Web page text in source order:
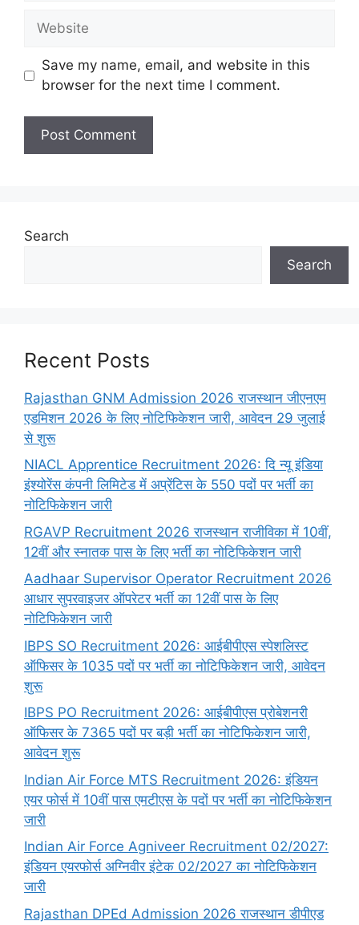
Website
Save my name, email, and website in this
browser for the next time I comment.
Search
Search
Recent Posts
Rajasthan GNM Admission 2026 राजस्थान जीएनएम
एडमिशन 2026 के लिए नोटिफिकेशन जारी, आवेदन 29 जुलाई
से शुरू
NIACL Apprentice Recruitment 2026: दि न्यू इंडिया
इंश्योरेंस कंपनी लिमिटेड में अप्रेंटिस के 550 पदों पर भर्ती का
नोटिफिकेशन जारी
RGAVP Recruitment 2026 राजस्थान राजीविका में 10वीं,
12वीं और स्नातक पास के लिए भर्ती का नोटिफिकेशन जारी
Aadhaar Supervisor Operator Recruitment 2026
आधार सुपरवाइजर ऑपरेटर भर्ती का 12वीं पास के लिए
नोटिफिकेशन जारी
IBPS SO Recruitment 2026: आईबीपीएस स्पेशलिस्ट
ऑफिसर के 1035 पदों पर भर्ती का नोटिफिकेशन जारी, आवेदन
शुरू
IBPS PO Recruitment 2026: आईबीपीएस प्रोबेशनरी
ऑफिसर के 7365 पदों पर बड़ी भर्ती का नोटिफिकेशन जारी,
आवेदन शुरू
Indian Air Force MTS Recruitment 2026: इंडियन
एयर फोर्स में 10वीं पास एमटीएस के पदों पर भर्ती का नोटिफिकेशन
जारी
Indian Air Force Agniveer Recruitment 02/2027:
इंडियन एयरफोर्स अग्निवीर इंटेक 02/2027 का नोटिफिकेशन
जारी
Rajasthan DPEd Admission 2026 राजस्थान डीपीएड